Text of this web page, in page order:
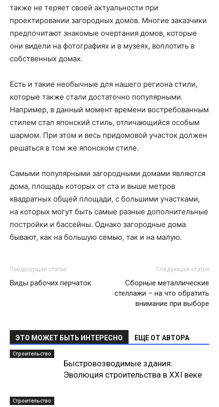
также не теряет своей актуальности при
проектировании загородных домов. Многие заказчики
предпочитают знакомые очертания домов, которые
они видели на фотографиях и в музеях, воплотить в
собственных домах.
Есть и такие необычные для нашего региона стили,
которые также стали достаточно популярными.
Например, в данный момент времени востребованным
стилем стал японский стиль, отличающийся особым
шармом. При этом и весь придомовой участок должен
решаться в том же японском стиле.
Самыми популярными загородными домами являются
дома, площадь которых от ста и выше метров
квадратных общей площади, с большими участками,
на которых могут быть самые разные дополнительные
постройки и бассейны. Однако загородные дома
бывают, как на большую семью, так и на малую.
Предыдущая статья
Виды рабочих перчаток
Следующая статья
Сборные металлические
стеллажи – на что обратить
внимание при выборе
ЭТО МОЖЕТ БЫТЬ ИНТЕРЕСНО ЕЩЕ ОТ АВТОРА
Строительство
Быстровозводимые здания:
Эволюция строительства в XXI веке
Строительство